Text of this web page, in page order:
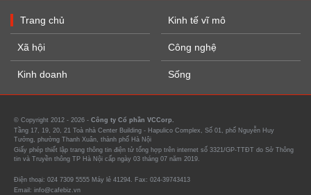
Trang chủ
Xã hội
Kinh doanh
Kinh tế vĩ mô
Công nghệ
Sống
© Copyright 2012 - 2026 - Công ty Cổ phần VCCorp.
Tầng 17, 19, 20, 21 Toà nhà Center Building - Hapulico Complex, Số 01, phố Nguyễn Huy
Tưởng, phường Thanh Xuân, thành phố Hà Nội
Giấy phép thiết lập trang thông tin điện tử tổng hợp trên internet số 3321/GP-TTĐT do Sở Thông
tin và Truyền thông TP Hà Nội cấp ngày 03 tháng 07 năm 2019.
Điện thoại: 024 7309 5555 Máy lẻ 41294. Fax: 024-39743413
Email: info@cafebiz.vn